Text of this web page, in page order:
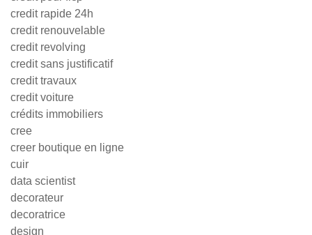
credit rapide 24h
credit renouvelable
credit revolving
credit sans justificatif
credit travaux
credit voiture
crédits immobiliers
cree
creer boutique en ligne
cuir
data scientist
decorateur
decoratrice
design